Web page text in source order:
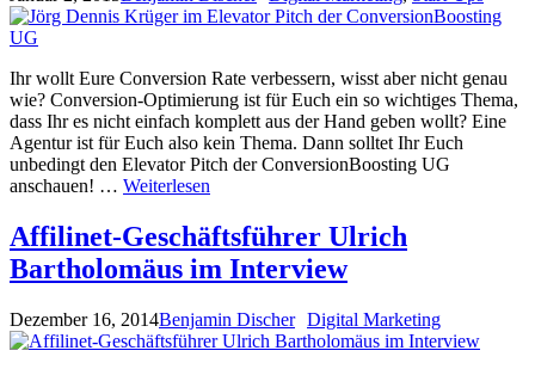
Ihr wollt Eure Conversion Rate verbessern, wisst aber nicht genau
wie? Conversion-Optimierung ist für Euch ein so wichtiges Thema,
dass Ihr es nicht einfach komplett aus der Hand geben wollt? Eine
Agentur ist für Euch also kein Thema. Dann solltet Ihr Euch
unbedingt den Elevator Pitch der ConversionBoosting UG
anschauen! … Weiterlesen
Affilinet-Geschäftsführer Ulrich
Bartholomäus im Interview
Dezember 16, 2014Benjamin Discher Digital Marketing